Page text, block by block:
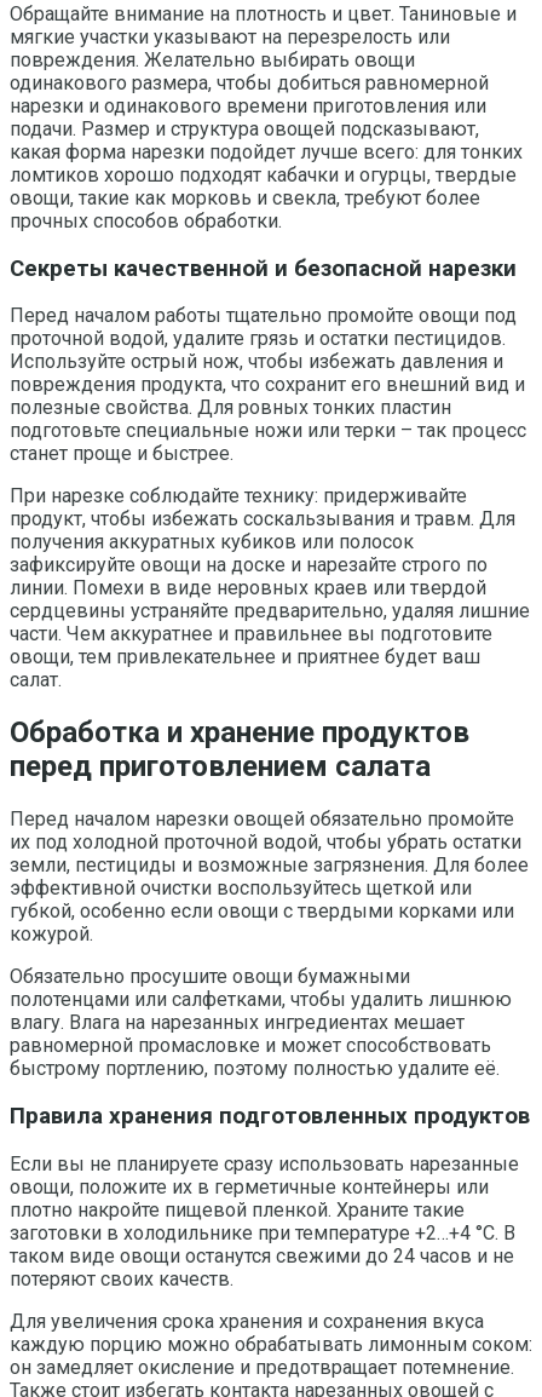
Обращайте внимание на плотность и цвет. Таниновые и
мягкие участки указывают на перезрелость или
повреждения. Желательно выбирать овощи
одинакового размера, чтобы добиться равномерной
нарезки и одинакового времени приготовления или
подачи. Размер и структура овощей подсказывают,
какая форма нарезки подойдет лучше всего: для тонких
ломтиков хорошо подходят кабачки и огурцы, твердые
овощи, такие как морковь и свекла, требуют более
прочных способов обработки.
Секреты качественной и безопасной нарезки
Перед началом работы тщательно промойте овощи под
проточной водой, удалите грязь и остатки пестицидов.
Используйте острый нож, чтобы избежать давления и
повреждения продукта, что сохранит его внешний вид и
полезные свойства. Для ровных тонких пластин
подготовьте специальные ножи или терки – так процесс
станет проще и быстрее.
При нарезке соблюдайте технику: придерживайте
продукт, чтобы избежать соскальзывания и травм. Для
получения аккуратных кубиков или полосок
зафиксируйте овощи на доске и нарезайте строго по
линии. Помехи в виде неровных краев или твердой
сердцевины устраняйте предварительно, удаляя лишние
части. Чем аккуратнее и правильнее вы подготовите
овощи, тем привлекательнее и приятнее будет ваш
салат.
Обработка и хранение продуктов
перед приготовлением салата
Перед началом нарезки овощей обязательно промойте
их под холодной проточной водой, чтобы убрать остатки
земли, пестициды и возможные загрязнения. Для более
эффективной очистки воспользуйтесь щеткой или
губкой, особенно если овощи с твердыми корками или
кожурой.
Обязательно просушите овощи бумажными
полотенцами или салфетками, чтобы удалить лишнюю
влагу. Влага на нарезанных ингредиентах мешает
равномерной промасловке и может способствовать
быстрому портлению, поэтому полностью удалите её.
Правила хранения подготовленных продуктов
Если вы не планируете сразу использовать нарезанные
овощи, положите их в герметичные контейнеры или
плотно накройте пищевой пленкой. Храните такие
заготовки в холодильнике при температуре +2…+4 °С. В
таком виде овощи останутся свежими до 24 часов и не
потеряют своих качеств.
Для увеличения срока хранения и сохранения вкуса
каждую порцию можно обрабатывать лимонным соком:
он замедляет окисление и предотвращает потемнение.
Также стоит избегать контакта нарезанных овощей с